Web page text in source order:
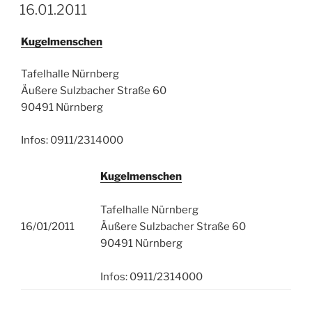
16.01.2011
Kugelmenschen
Tafelhalle Nürnberg
Äußere Sulzbacher Straße 60
90491 Nürnberg
Infos: 0911/2314000
16/01/2011
Kugelmenschen
Tafelhalle Nürnberg
Äußere Sulzbacher Straße 60
90491 Nürnberg
Infos: 0911/2314000